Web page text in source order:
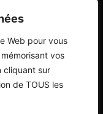
Web pour vous
vos
cliquant sur
de TOUS les
Légales